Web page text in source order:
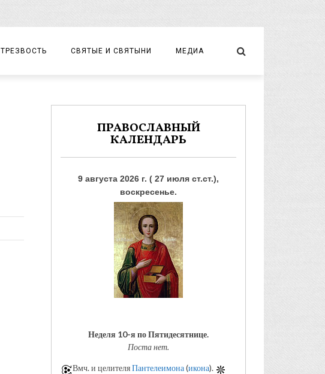
ТРЕЗВОСТЬ СВЯТЫЕ И СВЯТЫНИ МЕДИА
ФОТО
ПРАВОСЛАВНЫЙ
КАЛЕНДАРЬ
9 августа 2026 г. ( 27 июля ст.ст.),
воскресенье.
Неделя 10-я по Пятидесятнице.
Поста нет.
Вмч. и целителяПантелеимона(икона).